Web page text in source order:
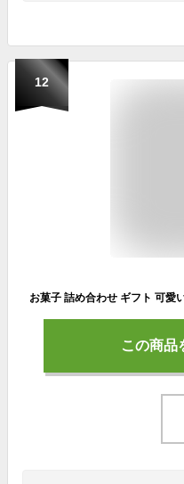
12
この商品